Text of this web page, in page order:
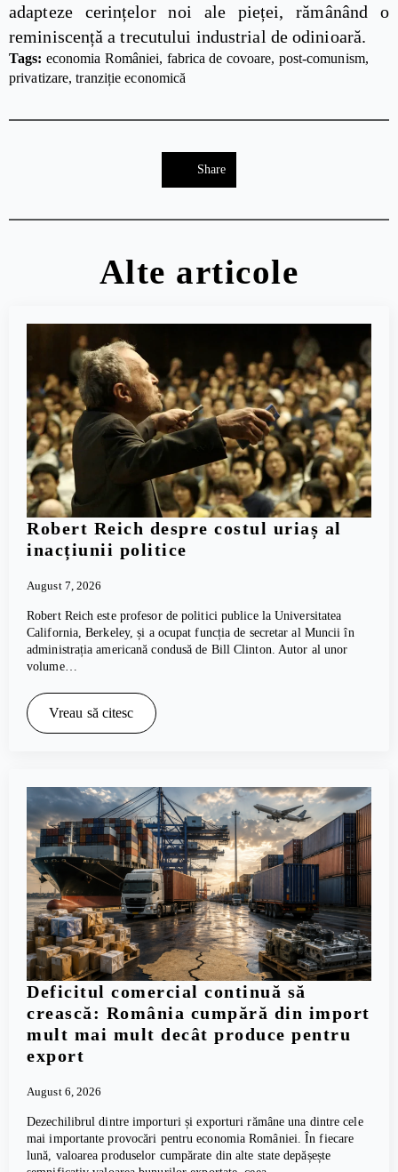
adapteze cerințelor noi ale pieței, rămânând o
reminiscență a trecutului industrial de odinioară.
Tags: economia României fabrica de covoare post-comunism
privatizare tranziție economică
Share
Alte articole
Robert Reich despre costul uriaș al
inacțiunii politice
August 7, 2026
Robert Reich este profesor de politici publice la Universitatea
California, Berkeley, și a ocupat funcția de secretar al Muncii în
administrația americană condusă de Bill Clinton. Autor al unor
volume…
Vreau să citesc
Deficitul comercial continuă să
crească: România cumpără din import
mult mai mult decât produce pentru
export
August 6, 2026
Dezechilibrul dintre importuri și exporturi rămâne una dintre cele
mai importante provocări pentru economia României. În fiecare
lună, valoarea produselor cumpărate din alte state depășește